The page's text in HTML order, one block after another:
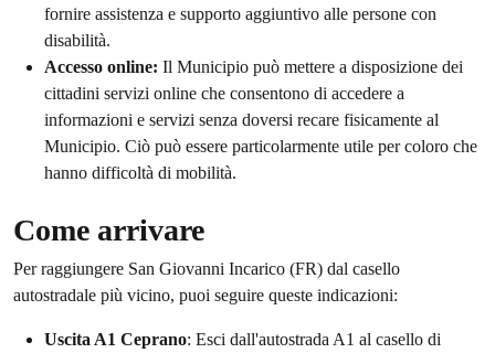
fornire assistenza e supporto aggiuntivo alle persone con
disabilità.
Accesso online: Il Municipio può mettere a disposizione dei
cittadini servizi online che consentono di accedere a
informazioni e servizi senza doversi recare fisicamente al
Municipio. Ciò può essere particolarmente utile per coloro che
hanno difficoltà di mobilità.
Come arrivare
Per raggiungere San Giovanni Incarico (FR) dal casello
autostradale più vicino, puoi seguire queste indicazioni:
Uscita A1 Ceprano: Esci dall'autostrada A1 al casello di